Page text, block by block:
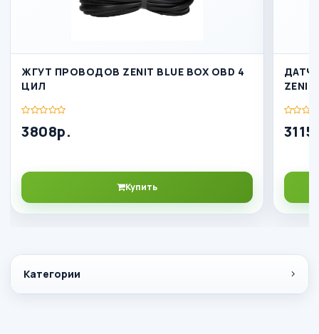
Категории
ЖГУТ ПРОВОДОВ ZENIT BLUE BOX OBD 4
ЦИЛ
3808р.
Купить
ZENIT